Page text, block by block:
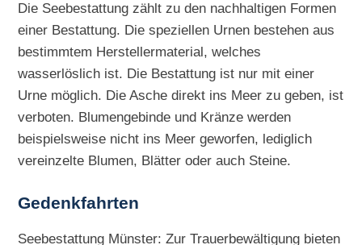
Die Seebestattung zählt zu den nachhaltigen Formen
einer Bestattung. Die speziellen Urnen bestehen aus
bestimmtem Herstellermaterial, welches
wasserlöslich ist. Die Bestattung ist nur mit einer
Urne möglich. Die Asche direkt ins Meer zu geben, ist
verboten. Blumengebinde und Kränze werden
beispielsweise nicht ins Meer geworfen, lediglich
vereinzelte Blumen, Blätter oder auch Steine.
Gedenkfahrten
Seebestattung Münster: Zur Trauerbewältigung bieten